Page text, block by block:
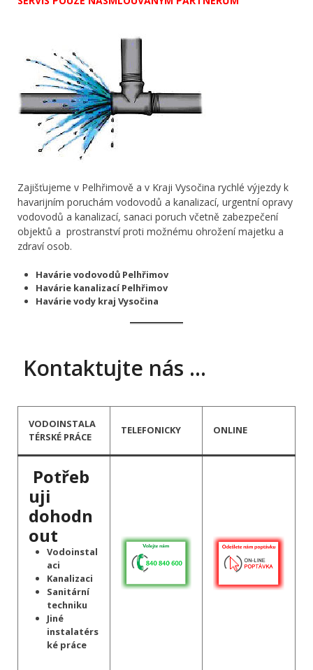
Zajišťujeme v Pelhřimově a v Kraji Vysočina rychlé výjezdy k
havarijním poruchám vodovodů a kanalizací, urgentní opravy
vodovodů a kanalizací, sanaci poruch včetně zabezpečení
objektů a prostranství proti možnému ohrožení majetku a
zdraví osob.
Havárie vodovodů Pelhřimov
Havárie kanalizací Pelhřimov
Havárie vody kraj Vysočina
Kontaktujte nás …
VODOINSTALA
TÉRSKÉ PRÁCE
TELEFONICKY ONLINE
Potřeb
uji
dohodn
out
Vodoinstal
aci
Kanalizaci
Sanitární
techniku
Jiné
instalatérs
ké práce